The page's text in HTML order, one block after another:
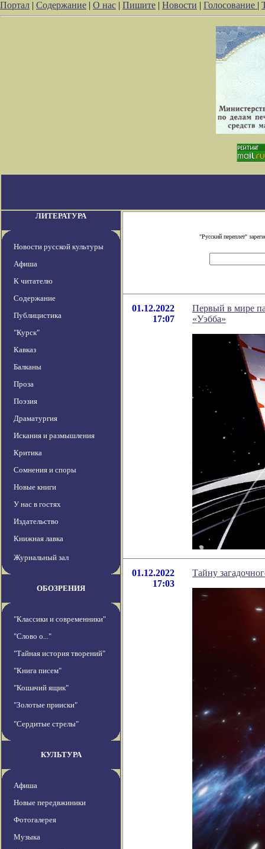
Портал | Содержание | О нас | Пишите | Новости | Голосование |
ЛИТЕРАТУРА
Новости русской культуры
Афиша
К читателю
Содержание
Публицистика
"Курск"
Кавказ
Балканы
Проза
Поэзия
Драматургия
Искания и размышления
Критика
Сомнения и споры
Новые книги
У нас в гостях
Издательство
Книжная лавка
Журнальный зал
ОБОЗРЕНИЯ
"Классики и современники"
"Слово о..."
"Тайная история творений"
"Книга писем"
"Кошачий ящик"
"Золотые прииски"
"Сердитые стрелы"
КУЛЬТУРА
Афиша
Новые передвжиники
Фотогалерея
Музыка
"Русский переплет"
01.12.2022
17:07
Первый в мире
«Уэбба»
01.12.2022
17:03
Тайну